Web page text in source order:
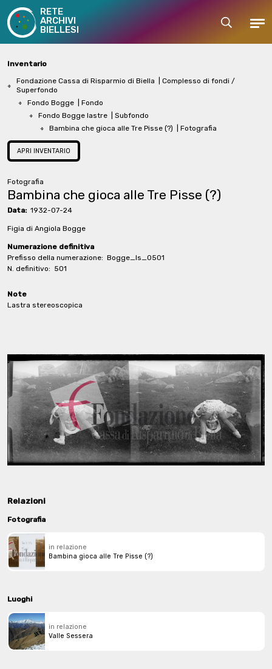
RETE
ARCHIVI
BIELLESI
Cerca
Inventario
Fondazione Cassa di Risparmio di Biella
| Complesso di fondi /
Superfondo
Fondo Bogge
| Fondo
Fondo Bogge lastre
| Subfondo
Bambina che gioca alle Tre Pisse (?)
| Fotografia
APRI INVENTARIO
Fotografia
Bambina che gioca alle Tre Pisse (?)
Data: 1932-07-24
Figia di Angiola Bogge
Numerazione definitiva
Prefisso della numerazione: Bogge_ls_0501
N. definitivo: 501
Note
Lastra stereoscopica
Relazioni
Fotografia
in relazione
Bambina gioca alle Tre Pisse (?)
Luoghi
in relazione
Valle Sessera